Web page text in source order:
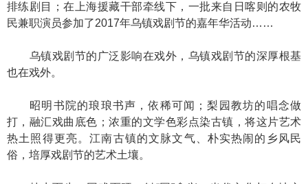
排练剧目；在上海援藏干部牵线下，一批来自日喀则的农牧
民兼职演员参加了2017年乌镇戏剧节的嘉年华活动……
乌镇戏剧节的广泛影响在戏外，乌镇戏剧节的深厚根基
也在戏外。
昭明书院的琅琅书声，依稀可闻；梨园教坊的唱念做
打，融汇戏曲底色；浓重的文学色彩点染古镇，将这片艺术
热土照得更亮。江南古镇的文脉文气、朴实热闹的乡风民
俗，培厚戏剧节的艺术土壤。